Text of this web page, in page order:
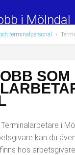
Yrkesområden
ekonomi, juridik
marknadsföring
Populära jobb
hemtjänst och
Förskollärare
i Mölndal
terminalpersonal ›
SOM
i
kan du
hos